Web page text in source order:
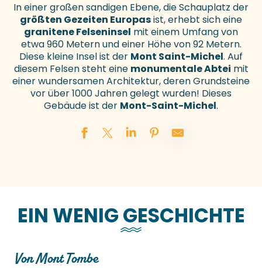
In einer großen sandigen Ebene, die Schauplatz der
größten Gezeiten Europasist, erhebt sich eine
granitene Felseninsel mit einem Umfang von
etwa 960 Metern und einer Höhe von 92 Metern.
Diese kleine Insel ist der Mont Saint-Michel. Auf
diesem Felsen steht eine monumentale Abtei mit
einer wundersamen Architektur, deren Grundsteine
vor über 1000 Jahren gelegt wurden! Dieses
Gebäude ist der Mont-Saint-Michel.
EIN WENIG GESCHICHTE
Von Mont Tombe